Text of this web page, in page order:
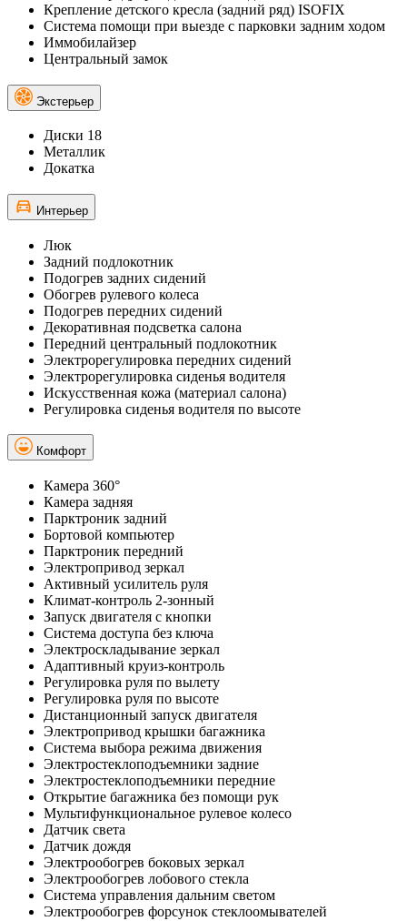
Крепление детского кресла (задний ряд) ISOFIX
Система помощи при выезде с парковки задним ходом
Иммобилайзер
Центральный замок
Экстерьер
Диски 18
Металлик
Докатка
Интерьер
Люк
Задний подлокотник
Подогрев задних сидений
Обогрев рулевого колеса
Подогрев передних сидений
Декоративная подсветка салона
Передний центральный подлокотник
Электрорегулировка передних сидений
Электрорегулировка сиденья водителя
Искусственная кожа (материал салона)
Регулировка сиденья водителя по высоте
Комфорт
Камера 360°
Камера задняя
Парктроник задний
Бортовой компьютер
Парктроник передний
Электропривод зеркал
Активный усилитель руля
Климат-контроль 2-зонный
Запуск двигателя с кнопки
Система доступа без ключа
Электроскладывание зеркал
Адаптивный круиз-контроль
Регулировка руля по вылету
Регулировка руля по высоте
Дистанционный запуск двигателя
Электропривод крышки багажника
Система выбора режима движения
Электростеклоподъемники задние
Электростеклоподъемники передние
Открытие багажника без помощи рук
Мультифункциональное рулевое колесо
Датчик света
Датчик дождя
Электрообогрев боковых зеркал
Электрообогрев лобового стекла
Система управления дальним светом
Электрообогрев форсунок стеклоомывателей